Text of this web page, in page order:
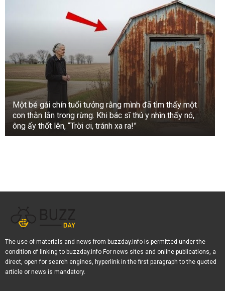
Một bé gái chín tuổi tưởng rằng mình đã tìm thấy một
con thằn lằn trong rừng. Khi bác sĩ thú y nhìn thấy nó,
ông ấy thốt lên, “Trời ơi, tránh xa ra!”
The use of materials and news from buzzday.info is permitted under the
condition of linking to buzzday.info For news sites and online publications, a
direct, open for search engines, hyperlink in the first paragraph to the quoted
article or news is mandatory.